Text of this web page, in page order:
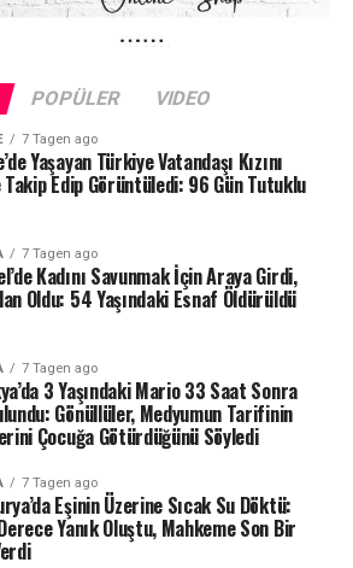
Schaffhausen ile sınırlı değil.
düşük su seviyeleriyle karşı
göl seviyesi denizden 742,13
ise yalnızca saniyede 1,2
Su seviyesinin düşmesi
seferleri de durduruldu.
önce de uzun kuraklık
sorunlar yaşamış, özellikle 2022
ciddi şekilde gerilemişti.
durum ise İsviçre’de devam eden
ve göller üzerindeki etkisini
News
POPÜLER VIDEO
7 Tagen ago
Yaşayan Türkiye Vatandaşı Kızını
Takip Edip Görüntüledi: 96 Gün Tutuklu
7 Tagen ago
Kadını Savunmak İçin Araya Girdi,
Oldu: 54 Yaşındaki Esnaf Öldürüldü
7 Tagen ago
3 Yaşındaki Mario 33 Saat Sonra
Gönüllüler, Medyumun Tarifinin
Çocuğa Götürdüğünü Söyledi
7 Tagen ago
Eşinin Üzerine Sıcak Su Döktü:
Yanık Oluştu, Mahkeme Son Bir